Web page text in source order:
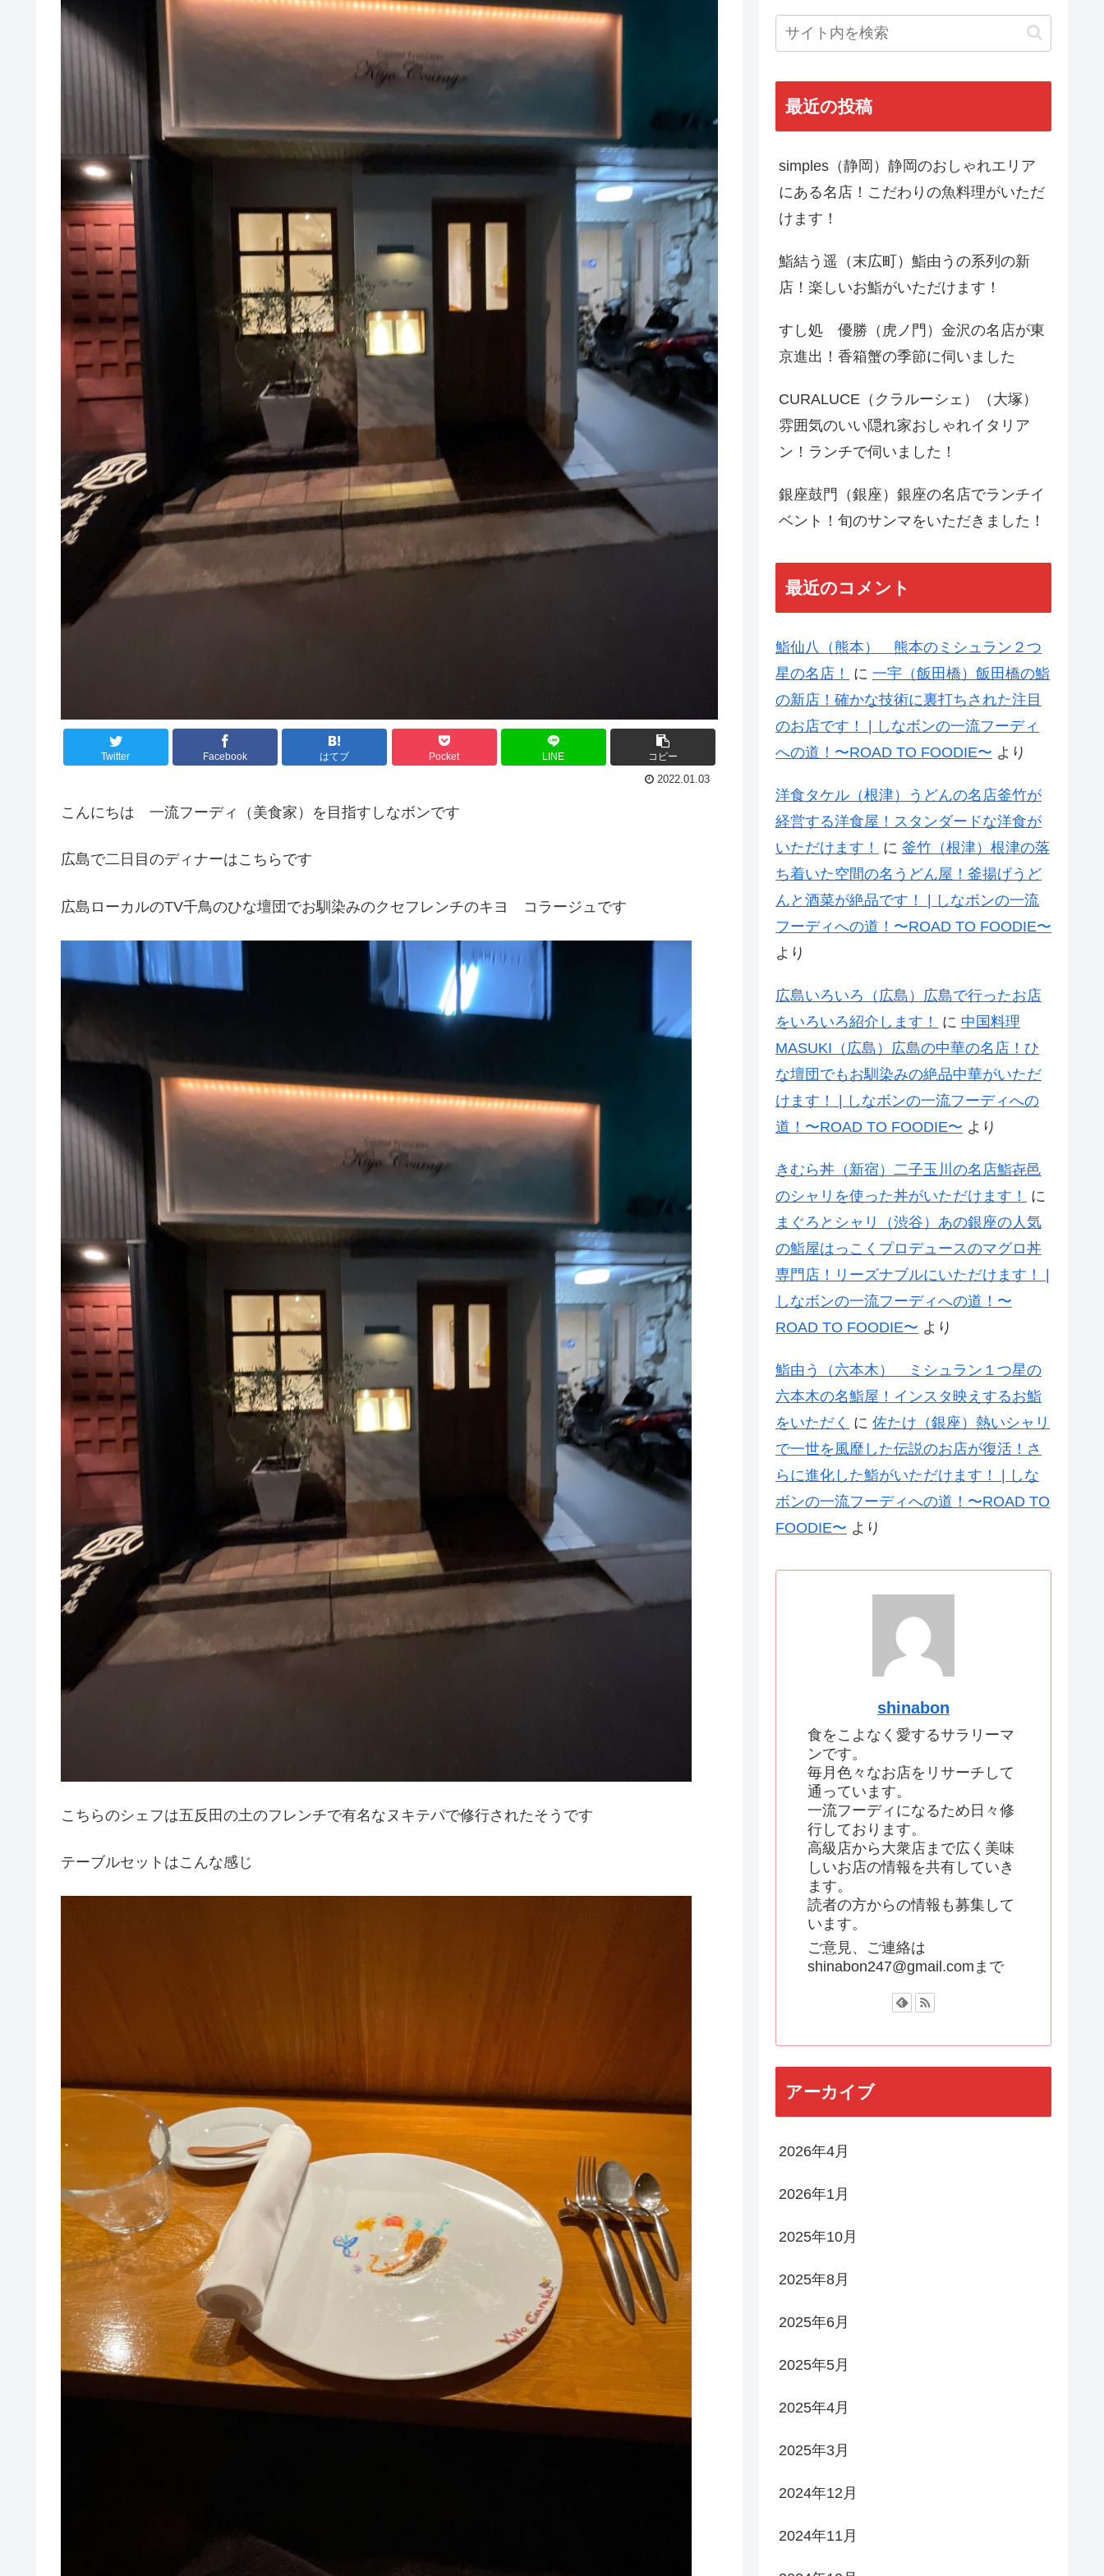
Twitter Facebook はてブ Pocket LINE コピー
2022.01.03
こんにちは 一流フーディ（美食家）を目指すしなボンです
広島で二日目のディナーはこちらです
広島ローカルのTV千鳥のひな壇団でお馴染みのクセフレンチのキヨ コラージュです
こちらのシェフは五反田の土のフレンチで有名なヌキテパで修行されたそうです
テーブルセットはこんな感じ
最近の投稿
simples（静岡）静岡のおしゃれエリア
にある名店！こだわりの魚料理がいただ
けます！
鮨結う遥（末広町）鮨由うの系列の新
店！楽しいお鮨がいただけます！
すし処 優勝（虎ノ門）金沢の名店が東
京進出！香箱蟹の季節に伺いました
CURALUCE（クラルーシェ）（大塚）
雰囲気のいい隠れ家おしゃれイタリア
ン！ランチで伺いました！
銀座鼓門（銀座）銀座の名店でランチイ
ベント！旬のサンマをいただきました！
最近のコメント
鮨仙八（熊本） 熊本のミシュラン２つ
星の名店！
に 一宇（飯田橋）飯田橋の鮨
の新店！確かな技術に裏打ちされた注目
のお店です！ | しなボンの一流フーディ
への道！〜ROAD TO FOODIE〜 より
洋食タケル（根津）うどんの名店釜竹が
経営する洋食屋！スタンダードな洋食が
いただけます！
に 釜竹（根津）根津の落
ち着いた空間の名うどん屋！釜揚げうど
んと酒菜が絶品です！ | しなボンの一流
フーディへの道！〜ROAD TO FOODIE〜
より
広島いろいろ（広島）広島で行ったお店
をいろいろ紹介します！
に 中国料理
MASUKI（広島）広島の中華の名店！ひ
な壇団でもお馴染みの絶品中華がいただ
けます！ | しなボンの一流フーディへの
道！〜ROAD TO FOODIE〜 より
きむら丼（新宿）二子玉川の名店鮨㐂邑
のシャリを使った丼がいただけます！
に
まぐろとシャリ（渋谷）あの銀座の人気
の鮨屋はっこくプロデュースのマグロ丼
専門店！リーズナブルにいただけます！ |
しなボンの一流フーディへの道！〜
ROAD TO FOODIE〜 より
鮨由う（六本木） ミシュラン１つ星の
六本木の名鮨屋！インスタ映えするお鮨
をいただく に 佐たけ（銀座）熱いシャリ
で一世を風靡した伝説のお店が復活！さ
らに進化した鮨がいただけます！ | しな
ボンの一流フーディへの道！〜ROAD TO
FOODIE〜 より
shinabon
食をこよなく愛するサラリーマ
ンです。
毎月色々なお店をリサーチして
通っています。
一流フーディになるため日々修
行しております。
高級店から大衆店まで広く美味
しいお店の情報を共有していき
ます。
読者の方からの情報も募集して
います。
ご意見、ご連絡は
shinabon247@gmail.comまで
アーカイブ
2026年4月
2026年1月
2025年10月
2025年8月
2025年6月
2025年5月
2025年4月
2025年3月
2024年12月
2024年11月